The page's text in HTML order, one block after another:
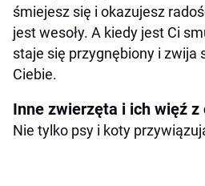
śmiejesz się i okazujesz
jest wesoły. A kiedy jest Ci
staje się przygnębiony i zwija
Ciebie.
Inne zwierzęta i ich więź z
Nie tylko psy i koty